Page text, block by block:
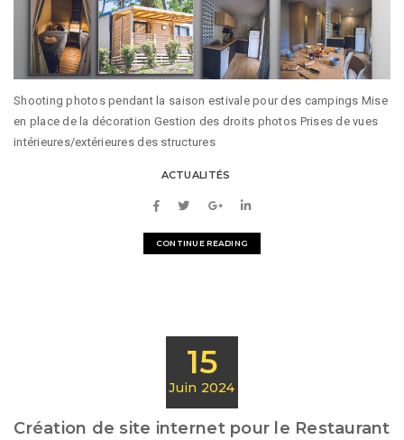
Shooting photos pendant la saison estivale pour des campings Mise
en place de la décoration Gestion des droits photos Prises de vues
intérieures/extérieures des structures
ACTUALITÉS
CONTINUE READING
15
Juin 2024
Création de site internet pour le Restaurant